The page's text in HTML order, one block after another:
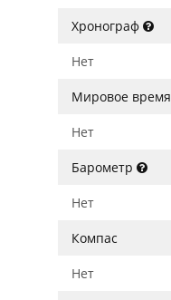
Хронограф
Нет
Мировое время
Нет
Барометр
Нет
Компас
Нет